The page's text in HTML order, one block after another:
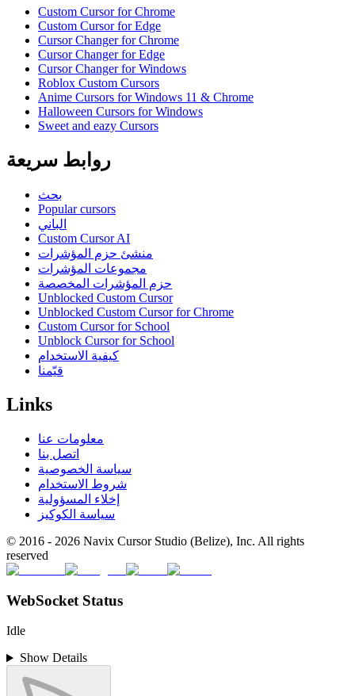
Custom Cursor for Chrome
Custom Cursor for Edge
Cursor Changer for Chrome
Cursor Changer for Edge
Cursor Changer for Windows
Roblox Custom Cursors
Anime Cursors for Windows 11 & Chrome
Halloween Cursors for Windows
Sweet and eazy Cursors
روابط سريعة
بحث
Popular cursors
الباني
Custom Cursor AI
منشئ حزم المؤشرات
مجموعات المؤشرات
حزم المؤشرات المخصصة
Unblocked Custom Cursor
Unblocked Custom Cursor for Chrome
Custom Cursor for School
Unblock Cursor for School
كيفية الاستخدام
قيّمنا
Links
معلومات عنا
اتصل بنا
سياسة الخصوصية
شروط الاستخدام
إخلاء المسؤولية
سياسة الكوكيز
© 2016 - 2026 Navix Cursor Studio (Belize), Inc. All rights
reserved
WebSocket Status
Idle
Show Details